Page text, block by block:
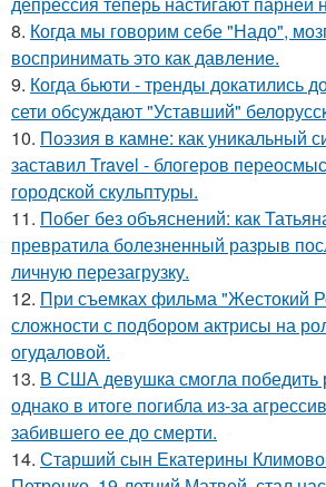
8. Когда мы говорим себе "Надо",
воспринимать это как давление.
9. Когда бьюти - тренды докатились
сети обсуждают "Уставший"
10. Поэзия в камне: как уникальный
заставил Travel - блогеров
городской скульптуры.
11. Побег без объяснений: как
превратила болезненный разрыв
личную перезагрузку.
12. При съемках фильма "Жестокий
сложности с подбором актрисы на
огудаловой.
13. В США девушка смогла победить
однако в итоге погибла из-за
забившего ее до смерти.
14. Старший сын Екатерины